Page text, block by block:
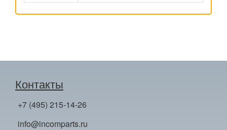
Контакты
+7 (495) 215-14-26
info@incomparts.ru